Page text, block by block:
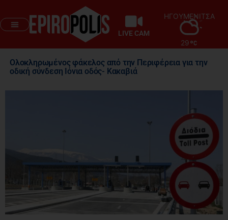
LIVE CAM
ΗΓΟΥΜΕΝΙΤΣΑ
29
Ολοκληρωμένος φάκελος από την Περιφέρεια για την
οδική σύνδεση Ιόνια οδός- Κακαβιά